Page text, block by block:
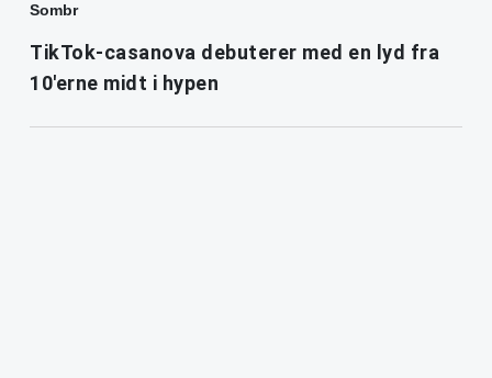
Sombr
TikTok-casanova debuterer med en lyd fra
10'erne midt i hypen